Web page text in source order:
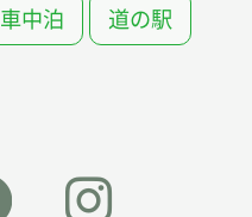
車中泊 道の駅